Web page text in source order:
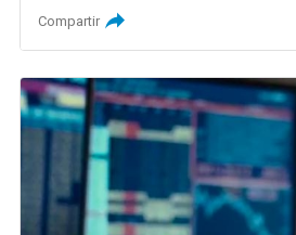
Compartir